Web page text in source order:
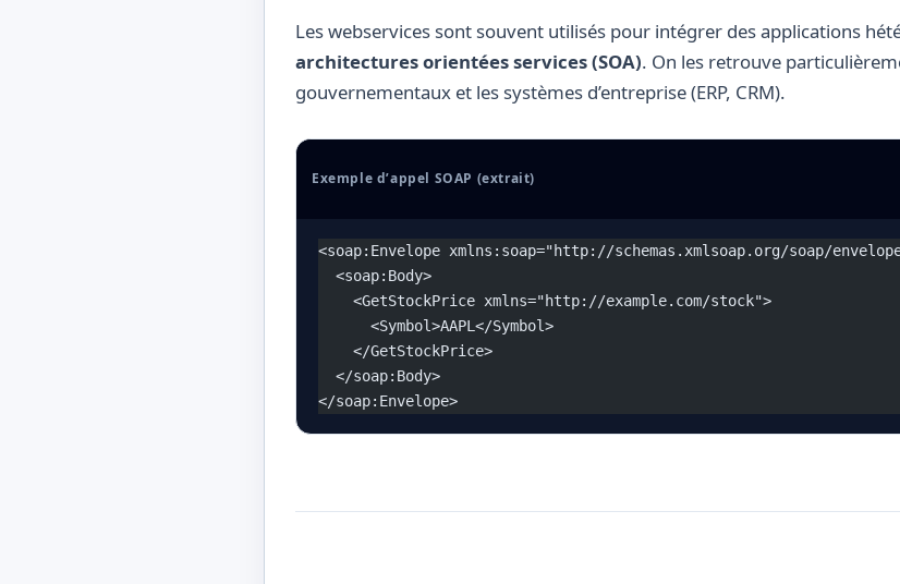
Les webservices sont souvent utilisés pour intégrer des applications
architectures orientées services (SOA). On les retrouve
gouvernementaux et les systèmes d’entreprise (ERP, CRM).
Exemple d’appel SOAP (extrait)
<soap:Envelope xmlns:soap="http://schemas.xmlsoap.org/soap/
  <soap:Body>
    <GetStockPrice xmlns="http://example.com/stock">
      <Symbol>AAPL</Symbol>
    </GetStockPrice>
  </soap:Body>
</soap:Envelope>